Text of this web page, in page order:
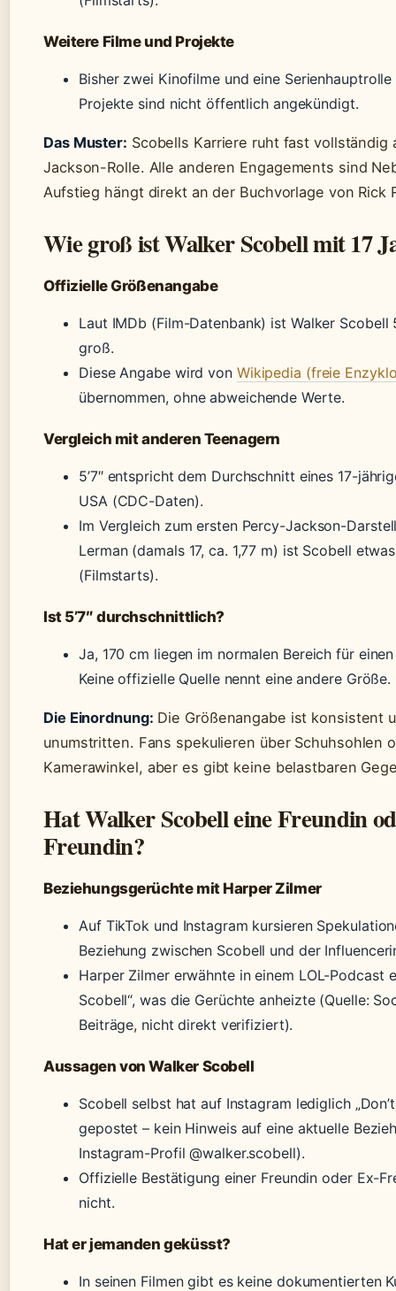
Weitere Filme und Projekte
Bisher zwei Kinofilme und eine
Projekte sind nicht öffentlich angekündigt.
Das Muster: Scobells Karriere ruht fast vollständig
Jackson-Rolle. Alle anderen Engagements sind
Aufstieg hängt direkt an der Buchvorlage von Rick
Wie groß ist Walker Scobell mit 17
Offizielle Größenangabe
Laut IMDb (Film-Datenbank) ist Walker Scobell
groß.
Diese Angabe wird von Wikipedia (freie
übernommen, ohne abweichende Werte.
Vergleich mit anderen Teenagern
5’7″ entspricht dem Durchschnitt eines 17-
USA (CDC-Daten).
Im Vergleich zum ersten Percy-Jackson-
Lerman (damals 17, ca. 1,77 m) ist Scobell
(Filmstarts).
Ist 5’7″ durchschnittlich?
Ja, 170 cm liegen im normalen Bereich für
Keine offizielle Quelle nennt eine andere Größe.
Die Einordnung: Die Größenangabe ist konsistent
unumstritten. Fans spekulieren über Schuhsohlen
Kamerawinkel, aber es gibt keine belastbaren
Hat Walker Scobell eine Freundin
Freundin?
Beziehungsgerüchte mit Harper Zilmer
Auf TikTok und Instagram kursieren
Beziehung zwischen Scobell und der
Harper Zilmer erwähnte in einem LOL-Podcast
Scobell“, was die Gerüchte anheizte (Quelle:
Beiträge, nicht direkt verifiziert).
Aussagen von Walker Scobell
Scobell selbst hat auf Instagram lediglich
gepostet – kein Hinweis auf eine aktuelle
Instagram-Profil @walker.scobell).
Offizielle Bestätigung einer Freundin oder Ex-
nicht.
Hat er jemanden geküsst?
In seinen Filmen gibt es keine dokumentierten